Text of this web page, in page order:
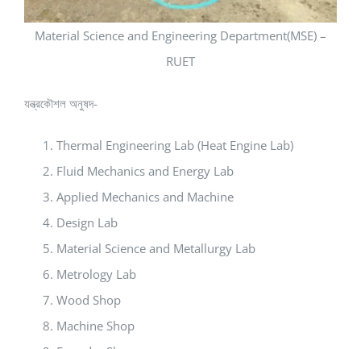
Material Science and Engineering Department(MSE) –
RUET
যন্ত্রকৌশল অনুষদ-
Thermal Engineering Lab (Heat Engine Lab)
Fluid Mechanics and Energy Lab
Applied Mechanics and Machine
Design Lab
Material Science and Metallurgy Lab
Metrology Lab
Wood Shop
Machine Shop